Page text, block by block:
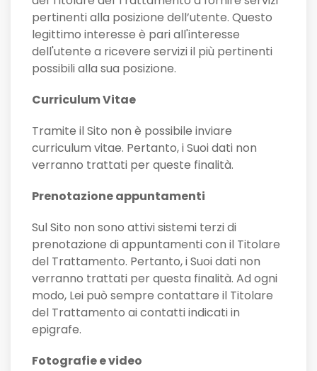
pertinenti alla posizione dell’utente. Questo
legittimo interesse è pari all'interesse
dell'utente a ricevere servizi il più pertinenti
possibili alla sua posizione.
Curriculum Vitae
Tramite il Sito non è possibile inviare
curriculum vitae. Pertanto, i Suoi dati non
verranno trattati per queste finalità.
Prenotazione appuntamenti
Sul Sito non sono attivi sistemi terzi di
prenotazione di appuntamenti con il Titolare
del Trattamento. Pertanto, i Suoi dati non
verranno trattati per questa finalità. Ad ogni
modo, Lei può sempre contattare il Titolare
del Trattamento ai contatti indicati in
epigrafe.
Fotografie e video